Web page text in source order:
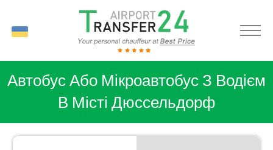
Автобус Або Мікроавтобус З Водієм
В Місті Дюссельдорф